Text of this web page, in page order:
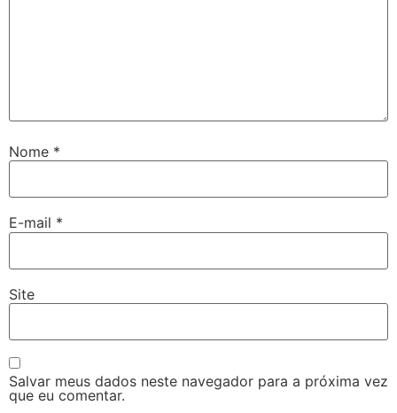
Nome *
E-mail *
Site
Salvar meus dados neste navegador para a próxima vez
que eu comentar.